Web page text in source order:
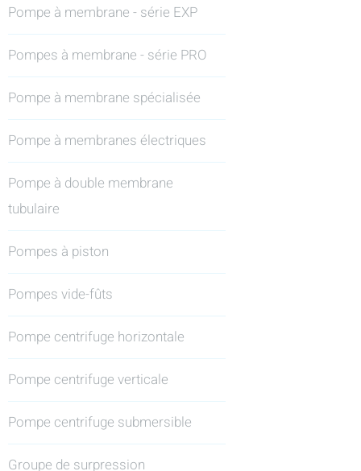
Pompe à membrane - série EXP
Pompes à membrane - série PRO
Pompe à membrane spécialisée
Pompe à membranes électriques
Pompe à double membrane
tubulaire
Pompes à piston
Pompes vide-fûts
Pompe centrifuge horizontale
Pompe centrifuge verticale
Pompe centrifuge submersible
Groupe de surpression